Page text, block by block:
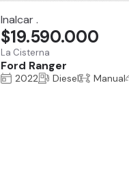
Inalcar .
La Cisterna
Ford Ranger
$19.590.000
2022 Diesel Manual